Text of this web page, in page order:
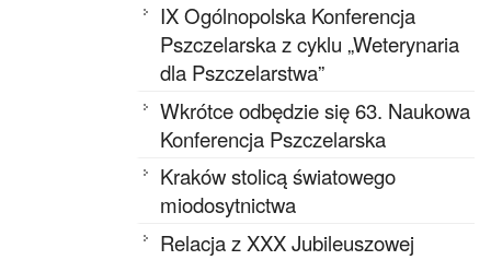
IX Ogólnopolska Konferencja
Pszczelarska z cyklu „Weterynaria
dla Pszczelarstwa”
Wkrótce odbędzie się 63. Naukowa
Konferencja Pszczelarska
Kraków stolicą światowego
miodosytnictwa
Relacja z XXX Jubileuszowej